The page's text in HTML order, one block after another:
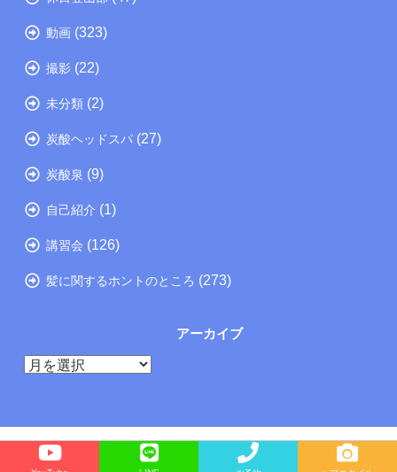
動画 (323)
撮影 (22)
未分類 (2)
炭酸ヘッドスパ (27)
炭酸泉 (9)
自己紹介 (1)
講習会 (126)
髪に関するホントのところ (273)
アーカイブ
ア
ブ
Copyright©
たつの市の美容院メーカー講師が教えるぺったんこ髪の解決方法ブログ, 2025 All